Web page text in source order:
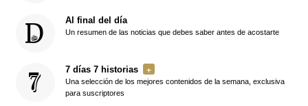
Al final del día
Un resumen de las noticias que debes saber antes de acostarte
7 días 7 historias
Una selección de los mejores contenidos de la semana, exclusiva
para suscriptores